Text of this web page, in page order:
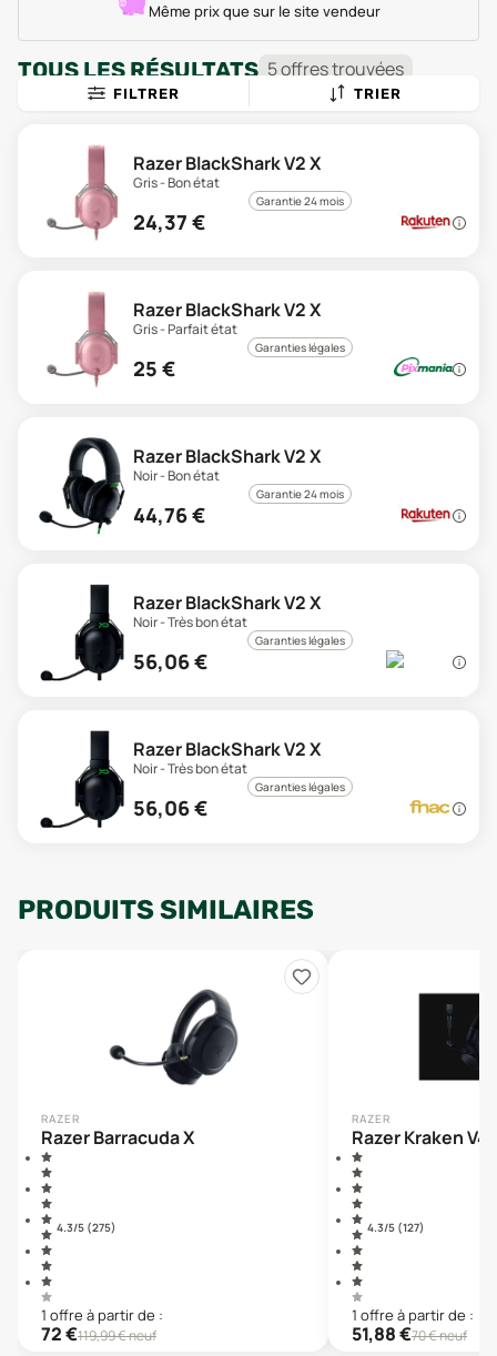
Même prix que sur le site vendeur
TOUS LES RÉSULTATS 5offrestrouvées
FILTRER TRIER
Razer BlackShark V2 X
Gris - Bon état
Garantie 24 mois
24,37 €
Razer BlackShark V2 X
Gris - Parfait état
Garanties légales
25 €
Razer BlackShark V2 X
Noir - Bon état
Garantie 24 mois
44,76€
Razer BlackShark V2 X
Noir - Très bon état
Garanties légales
56,06€
Razer BlackShark V2 X
Noir - Très bon état
Garanties légales
56,06€
PRODUITS SIMILAIRES
RAZER
Razer Barracuda X
4.3/5 (275)
1 offre à partir de :
72€119,99€ neuf
RAZER
Razer Kraken V4
4.3/5 (127)
1 offre à partir de :
51,88€70€ neuf